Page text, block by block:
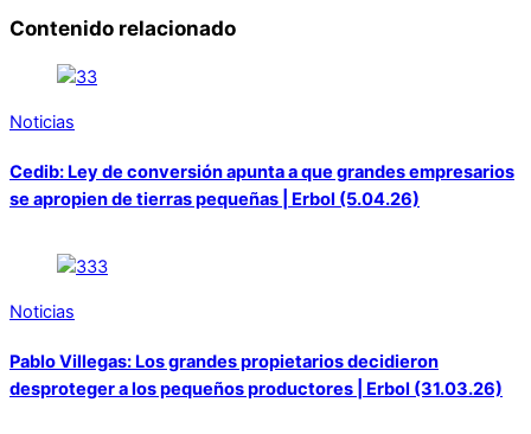
Contenido relacionado
Noticias
Cedib: Ley de conversión apunta a que grandes empresarios
se apropien de tierras pequeñas | Erbol (5.04.26)
Noticias
Pablo Villegas: Los grandes propietarios decidieron
desproteger a los pequeños productores | Erbol (31.03.26)